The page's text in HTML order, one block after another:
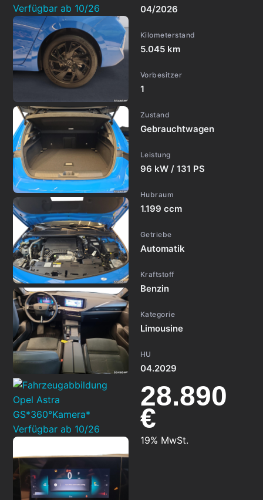
04/2026
Kilometerstand
5.045 km
Vorbesitzer
1
Zustand
Gebrauchtwagen
Leistung
96 kW / 131 PS
Hubraum
1.199 ccm
Getriebe
Automatik
Kraftstoff
Benzin
Kategorie
Limousine
HU
04.2029
28.890
€
19% MwSt.